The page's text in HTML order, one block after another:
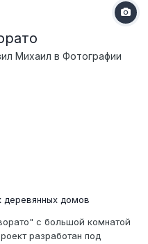
Михаил в Фотографии
деревянных домов
с большой комнатой
разработан под